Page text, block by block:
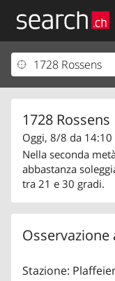
1728 Rossens
Oggi, 8/8 da 14:10
Nella seconda
abbastanza
tra 21 e 30 gradi.
Osservazione
Stazione:
Il vostro profolio
Area clienti